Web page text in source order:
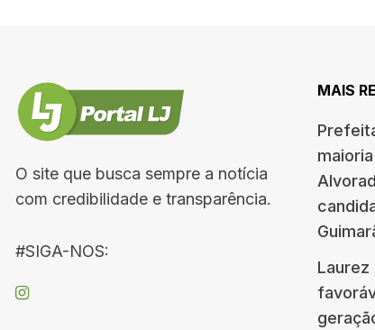
O site que busca sempre a notícia
com credibilidade e transparência.
#SIGA-NOS:
MAIS